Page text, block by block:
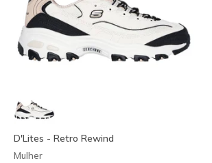
D'Lites - Retro Rewind
Mulher